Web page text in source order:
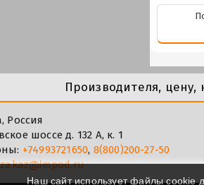
Производителя,
Россия
шоссе д. 132 А, к. 1
+74993721650, 8(800)200-27-50
zakaz@impod.ru
Наш сайт использует файлы cookie